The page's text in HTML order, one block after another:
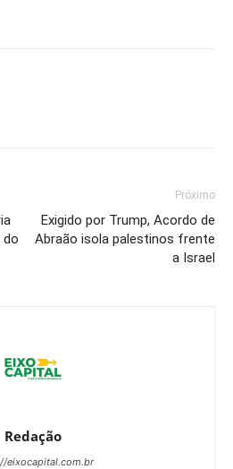
do
Próximo
Exigido por Trump, Acordo de
Abraão isola palestinos frente
a Israel
Redação
eixocapital.com.br